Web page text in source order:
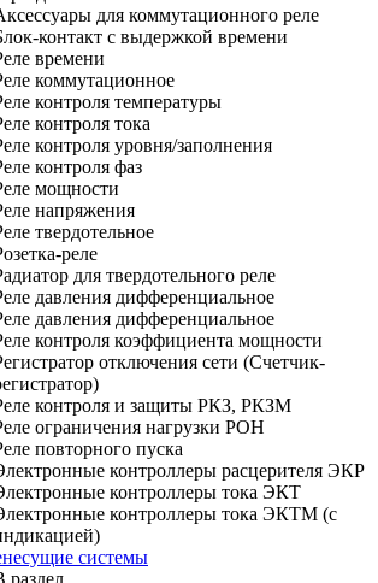
для коммутационного реле
контакт с выдержкой времени
времени
коммутационное
контроля температуры
контроля тока
контроля уровня/заполнения
контроля фаз
мощности
напряжения
твердотельное
реле
для твердотельного реле
давления дифференциальное
давления дифференциальное
контроля коэффициента мощности
отключения сети (Счетчик-
контроля и защиты РКЗ, РКЗМ
ограничения нагрузки РОН
повторного пуска
контроллеры расцерителя ЭКР
контроллеры тока ЭКТ
контроллеры тока ЭКТМ (с
системы
раздел